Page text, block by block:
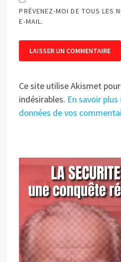
PRÉVENEZ-MOI DE TOUS LES
E-MAIL.
Ce site utilise Akismet
indésirables. En savoir
données de vos